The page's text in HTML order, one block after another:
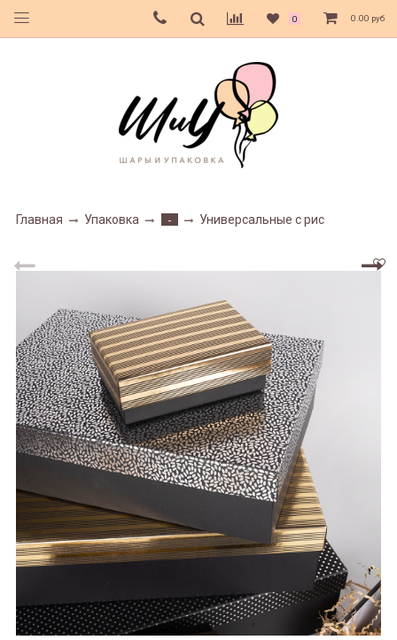
0 0.00 руб
Главная Упаковка - Универсальные с рис